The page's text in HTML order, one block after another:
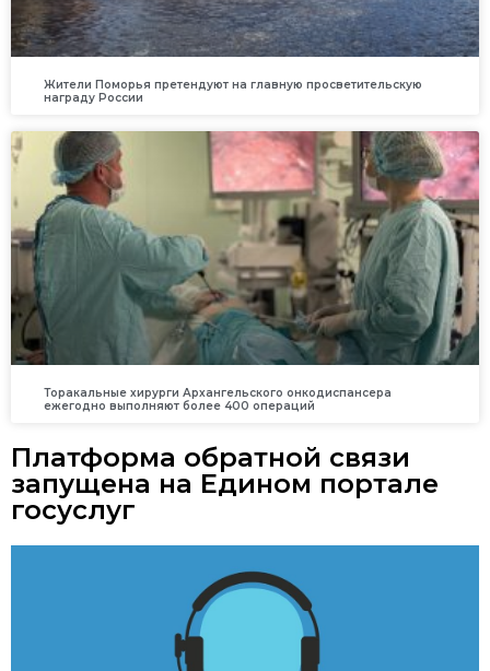
Жители Поморья претендуют на главную просветительскую
награду России
Торакальные хирурги Архангельского онкодиспансера
ежегодно выполняют более 400 операций
Платформа обратной связи
запущена на Едином портале
госуслуг